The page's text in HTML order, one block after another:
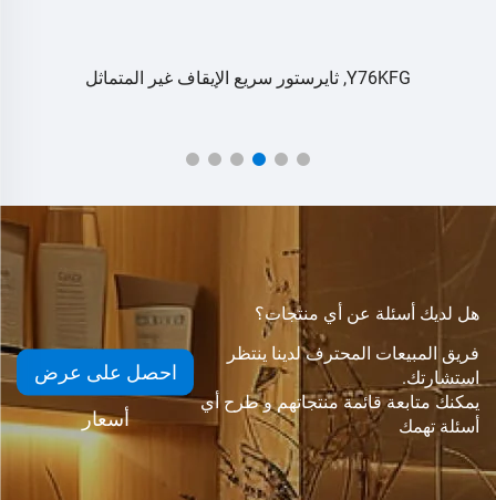
Y76KFG, ثايرستور سريع الإيقاف غير المتماثل
هل لديك أسئلة عن أي منتجات؟
فريق المبيعات المحترف لدينا ينتظر
استشارتك.
يمكنك متابعة قائمة منتجاتهم و طرح أي
أسئلة تهمك
احصل على عرض
أسعار